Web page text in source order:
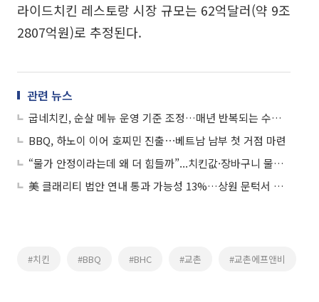
라이드치킨 레스토랑 시장 규모는 62억달러(약 9조
2807억원)로 추정된다.
관련 뉴스
굽네치킨, 순살 메뉴 운영 기준 조정…매년 반복되는 수급난 속 품질 유지 선택
BBQ, 하노이 이어 호찌민 진출⋯베트남 남부 첫 거점 마련
“물가 안정이라는데 왜 더 힘들까”...치킨값·장바구니 물가 안 내려가는 이유
美 클래리티 법안 연내 통과 가능성 13%…상원 문턱서 제동
#치킨 #BBQ #BHC #교촌 #교촌에프앤비